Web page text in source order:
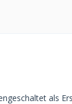
als